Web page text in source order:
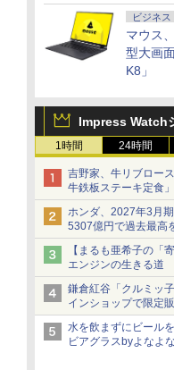
ビジネス
マウス
型大画
K8」
Impress Watch
1時間 24時間
吉野家、牛リブロー
牛鉄板ステーキ定食
ホンダ、2027年3月
5307億円で過去最高
【まるも亜希子の「
エンジンの生きる道
鎌倉紅谷「クルミッ
インショップで限定
水を飲まずにビール
ビアグラスbyよなよ